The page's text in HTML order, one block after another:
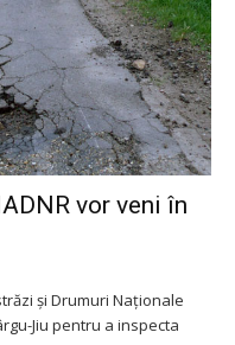
vor veni în
şi Drumuri Naţionale
Jiu pentru a inspecta